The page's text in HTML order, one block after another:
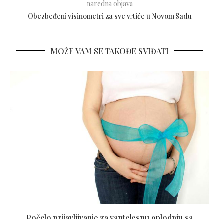
naredna objava
Obezbeđeni visinometri za sve vrtiće u Novom Sadu
MOŽE VAM SE TAKOĐE SVIĐATI